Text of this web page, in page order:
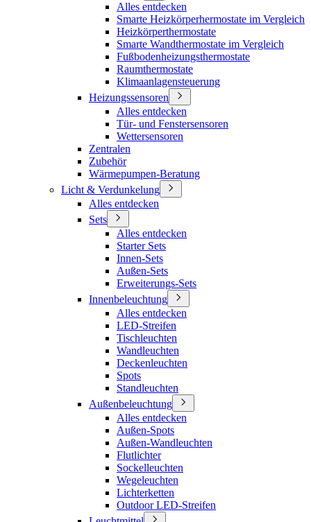
Alles entdecken
Smarte Heizkörperhermostate im Vergleich
Heizkörperthermostate
Smarte Wandthermostate im Vergleich
Fußbodenheizungsthermostate
Raumthermostate
Klimaanlagensteuerung
Heizungssensoren
Alles entdecken
Tür- und Fenstersensoren
Wettersensoren
Zentralen
Zubehör
Wärmepumpen-Beratung
Licht & Verdunkelung
Alles entdecken
Sets
Alles entdecken
Starter Sets
Innen-Sets
Außen-Sets
Erweiterungs-Sets
Innenbeleuchtung
Alles entdecken
LED-Streifen
Tischleuchten
Wandleuchten
Deckenleuchten
Spots
Standleuchten
Außenbeleuchtung
Alles entdecken
Außen-Spots
Außen-Wandleuchten
Flutlichter
Sockelleuchten
Wegeleuchten
Lichterketten
Outdoor LED-Streifen